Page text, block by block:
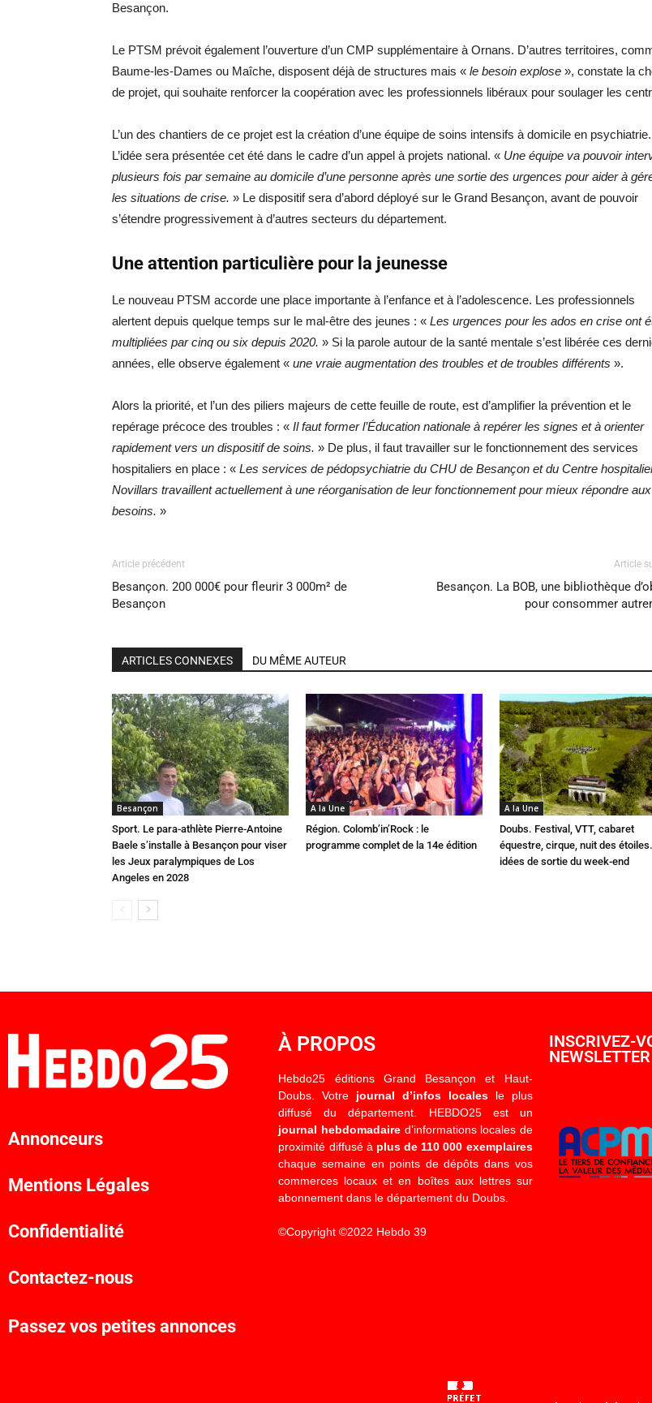
Besançon.
Le PTSM prévoit également l’ouverture d’un CMP supplémentaire à Ornans. D’autres territoires,
Baume-les-Dames ou Maîche, disposent déjà de structures mais « le besoin explose », constate la
de projet, qui souhaite renforcer la coopération avec les professionnels libéraux pour soulager les
L’un des chantiers de ce projet est la création d’une équipe de soins intensifs à domicile en psychiatrie.
L’idée sera présentée cet été dans le cadre d’un appel à projets national. « Une équipe va pouvoir
plusieurs fois par semaine au domicile d’une personne après une sortie des urgences pour aider à
les situations de crise. » Le dispositif sera d’abord déployé sur le Grand Besançon, avant de pouvoir
s’étendre progressivement à d’autres secteurs du département.
Une attention particulière pour la jeunesse
Le nouveau PTSM accorde une place importante à l’enfance et à l’adolescence. Les professionnels
alertent depuis quelque temps sur le mal-être des jeunes : « Les urgences pour les ados en crise ont
multipliées par cinq ou six depuis 2020. » Si la parole autour de la santé mentale s’est libérée ces
années, elle observe également « une vraie augmentation des troubles et de troubles différents ».
Alors la priorité, et l’un des piliers majeurs de cette feuille de route, est d’amplifier la prévention et le
repérage précoce des troubles : « Il faut former l’Éducation nationale à repérer les signes et à orienter
rapidement vers un dispositif de soins. » De plus, il faut travailler sur le fonctionnement des services
hospitaliers en place : « Les services de pédopsychiatrie du CHU de Besançon et du Centre
Novillars travaillent actuellement à une réorganisation de leur fonctionnement pour mieux répondre aux
besoins. »
Article précédent
Besançon. 200 000€ pour fleurir 3 000m² de
Besançon
Article
Besançon. La BOB, une bibliothèque
pour consommer
ARTICLES CONNEXES DU MÊME AUTEUR
Besançon
Sport. Le para-athlète Pierre-Antoine
Baele s’installe à Besançon pour viser
les Jeux paralympiques de Los
Angeles en 2028
A la Une
Région. Colomb’in’Rock : le
programme complet de la 14e édition
A la Une
Doubs. Festival, VTT, cabaret
équestre, cirque, nuit des
idées de sortie du week-end
Annonceurs
Mentions Légales
Confidentialité
Contactez-nous
Passez vos petites annonces
À PROPOS
Hebdo25 éditions Grand Besançon et Haut-
Doubs. Votre journal d’infos localesle plus
diffusé du département. HEBDO25 est un
journal hebdomadaired’informations locales de
proximité diffusé à plus de 110 000 exemplaires
chaque semaine en points de dépôts dans vos
commerces locaux et en boîtes aux lettres sur
abonnement dans le département du Doubs.
©Copyright ©2022 Hebdo 39
INSCRIVEZ-
NEWSLETTER